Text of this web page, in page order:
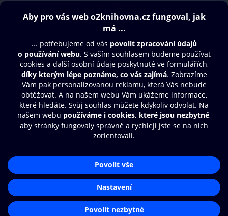
Obsah ke stažení
Moje O2 Knihovna
Další zábava
© O2 Czech Republic a.s.
Přístupnost
Zásady zpracování osobních údajů
Nastavení cookies
Aplikace O2 Knihovna
Čti a poslouchej své e-knihy a
audioknihy rychleji a pohodlněji.